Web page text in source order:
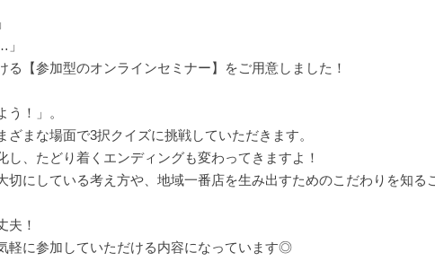
【参加型のオンラインセミナー】をご用意しました！
！」。
まな場面で3択クイズに挑戦していただきます。
、たどり着くエンディングも変わってきますよ！
切にしている考え方や、地域一番店を生み出すためのこだわりを知る
夫！
軽に参加していただける内容になっています◎